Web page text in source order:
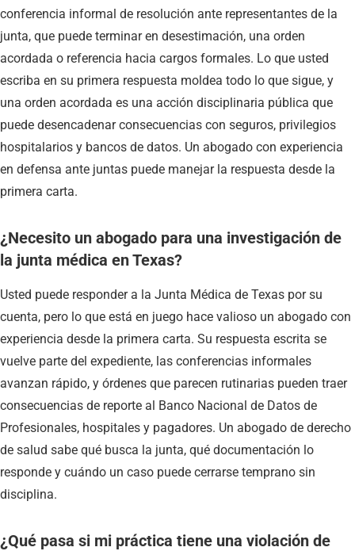
conferencia informal de resolución ante representantes de la
junta, que puede terminar en desestimación, una orden
acordada o referencia hacia cargos formales. Lo que usted
escriba en su primera respuesta moldea todo lo que sigue, y
una orden acordada es una acción disciplinaria pública que
puede desencadenar consecuencias con seguros, privilegios
hospitalarios y bancos de datos. Un abogado con experiencia
en defensa ante juntas puede manejar la respuesta desde la
primera carta.
¿Necesito un abogado para una investigación de
la junta médica en Texas?
Usted puede responder a la Junta Médica de Texas por su
cuenta, pero lo que está en juego hace valioso un abogado con
experiencia desde la primera carta. Su respuesta escrita se
vuelve parte del expediente, las conferencias informales
avanzan rápido, y órdenes que parecen rutinarias pueden traer
consecuencias de reporte al Banco Nacional de Datos de
Profesionales, hospitales y pagadores. Un abogado de derecho
de salud sabe qué busca la junta, qué documentación lo
responde y cuándo un caso puede cerrarse temprano sin
disciplina.
¿Qué pasa si mi práctica tiene una violación de